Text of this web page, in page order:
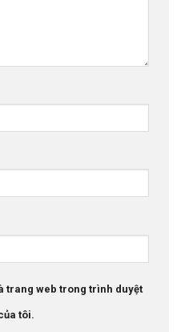
trang web trong trình duyệt
tôi.